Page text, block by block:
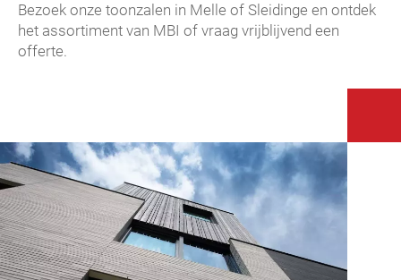
Bezoek onze toonzalen in Melle of Sleidinge en ontdek
het assortiment van MBI of vraag vrijblijvend een
offerte.